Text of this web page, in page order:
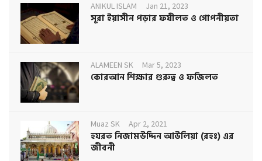
ANIKUL ISLAM Jan 21, 2023
সূরা ইয়াসীন পড়ার ফযীলত ও গোপনীয়তা
ALAMEEN SK Mar 5, 2023
কোরআন শিক্ষার গুরুত্ব ও ফজিলত
Muaz SK Apr 2, 2021
হযরত নিজামউদ্দিন আউলিয়া (রহঃ) এর
জীবনী